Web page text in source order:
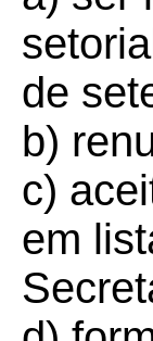
de
b)
c)
em